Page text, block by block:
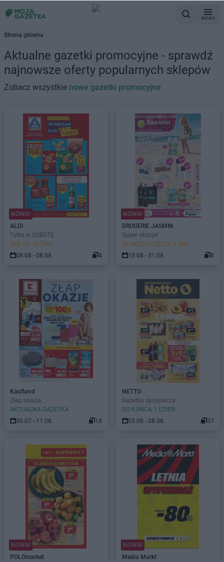
MENU
Strona główna
Aktualne gazetki promocyjne - sprawdź
najnowsze oferty popularnych sklepów
Zobacz wszystkie nowe gazetki promocyjne
NOWA!
ALDI
Tylko w SOBOTĘ
JUŻ OD JUTRA!
08.08 - 08.08
4
NOWA!
DROGERIE JASMIN
Super okazje!
DO ROZPOCZĘCIA 3 DNI
10.08 - 31.08
8
Kaufland
Złap okazje
AKTUALNA GAZETKA
30.07 - 11.08
18
NETTO
Gazetka spożywcza
DO KOŃCA 1 DZIEŃ
03.08 - 08.08
37
NOWA!
POLOmarket
NOWA!
Media Markt